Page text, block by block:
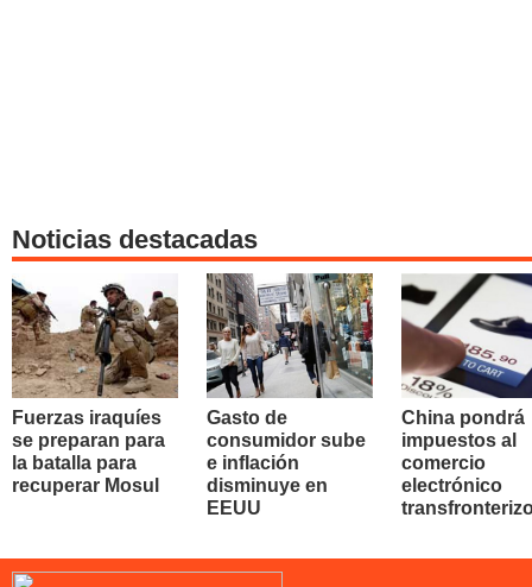
Noticias destacadas
Fuerzas iraquíes
se preparan para
la batalla para
recuperar Mosul
Gasto de
consumidor sube
e inflación
disminuye en
EEUU
China pondrá
impuestos al
comercio
electrónico